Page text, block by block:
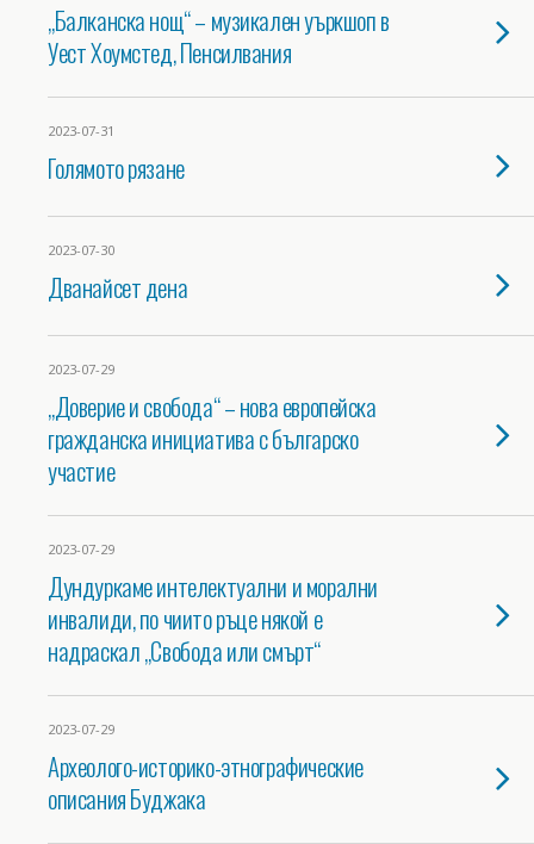
„Балканска нощ“ – музикален уъркшоп в
Уест Хоумстед, Пенсилвания
2023-07-31
Голямото рязане
2023-07-30
Дванайсет дена
2023-07-29
„Доверие и свобода“ – нова европейска
гражданска инициатива с българско
участие
2023-07-29
Дундуркаме интелектуални и морални
инвалиди, по чиито ръце някой е
надраскал „Свобода или смърт“
2023-07-29
Археолого-историко-этнографические
описания Буджака